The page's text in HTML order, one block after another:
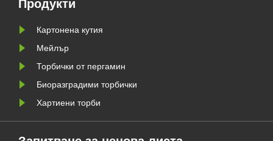
традиционните найлонови
Продукти
Картонена кутия
Мейлър
Торбички от пергамин
Биоразградими торбички
Хартиени торби